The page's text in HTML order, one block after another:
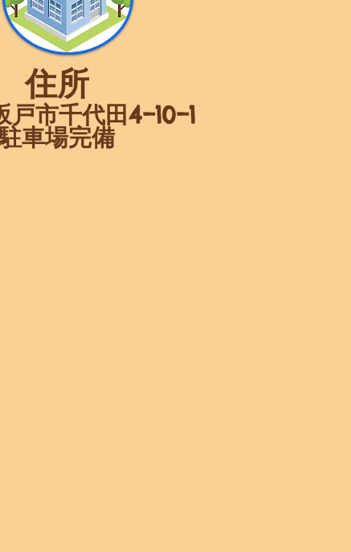
住所
戸市千代田4−10−1
車場完備